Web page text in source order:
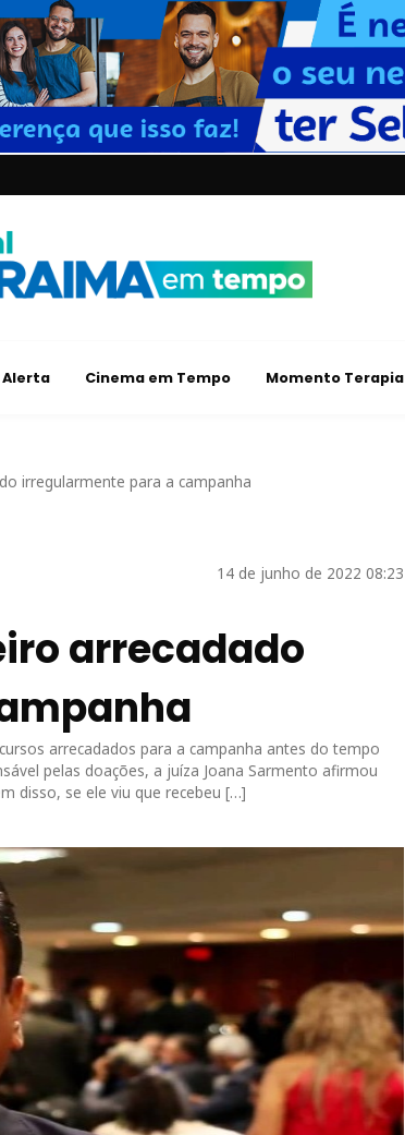
Alerta Cinema em Tempo Momento Terapia
irregularmente para a campanha
14 de junho de 2022 08:23
arrecadado
arrecadados para a campanha antes do tempo
pelas doações, a juíza Joana Sarmento afirmou
disso, se ele viu que recebeu […]